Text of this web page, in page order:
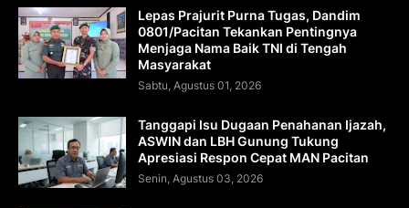
Lepas Prajurit Purna Tugas, Dandim
0801/Pacitan Tekankan Pentingnya
Menjaga Nama Baik TNI di Tengah
Masyarakat
Sabtu, Agustus 01, 2026
Tanggapi Isu Dugaan Penahanan Ijazah,
ASWIN dan LBH Gunung Tukung
Apresiasi Respon Cepat MAN Pacitan
Senin, Agustus 03, 2026